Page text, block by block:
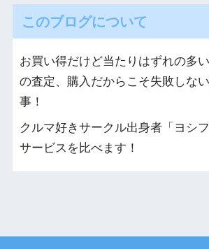
このブログについて
お買い得だけど当たりはずれの多
の査定、購入だからこそ失敗しな
事！
クルマ好きサークル出身者「ヨシ
サービスを比べます！